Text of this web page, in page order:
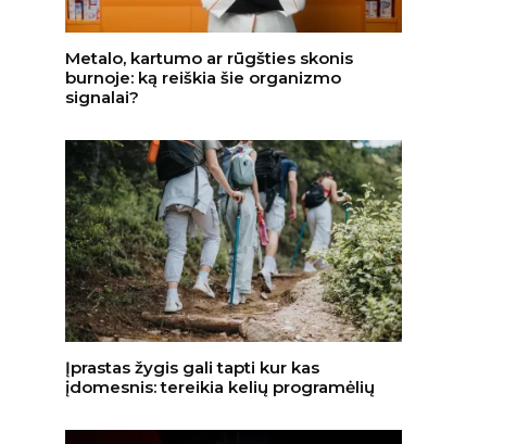
Metalo, kartumo ar rūgšties skonis
burnoje: ką reiškia šie organizmo
signalai?
Įprastas žygis gali tapti kur kas
įdomesnis: tereikia kelių programėlių